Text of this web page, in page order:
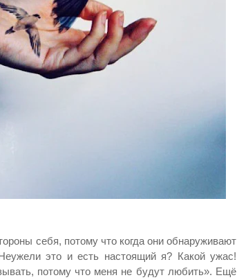
себя, потому что когда они обнаруживают
это и есть настоящий я? Какой ужас!
потому что меня не будут любить». Ещё